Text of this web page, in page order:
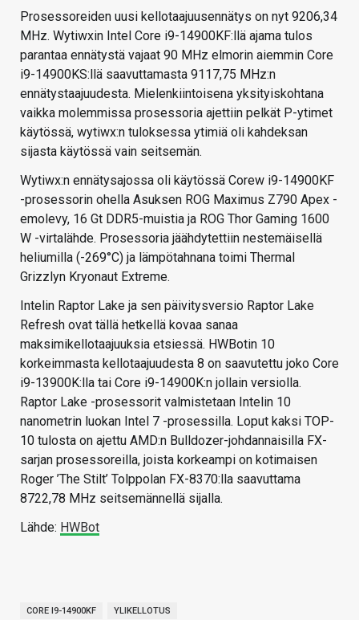
Prosessoreiden uusi kellotaajuusennätys on nyt 9206,34
MHz. Wytiwxin Intel Core i9-14900KF:llä ajama tulos
parantaa ennätystä vajaat 90 MHz elmorin aiemmin Core
i9-14900KS:llä saavuttamasta 9117,75 MHz:n
ennätystaajuudesta. Mielenkiintoisena yksityiskohtana
vaikka molemmissa prosessoria ajettiin pelkät P-ytimet
käytössä, wytiwx:n tuloksessa ytimiä oli kahdeksan
sijasta käytössä vain seitsemän.
Wytiwx:n ennätysajossa oli käytössä Corew i9-14900KF
-prosessorin ohella Asuksen ROG Maximus Z790 Apex -
emolevy, 16 Gt DDR5-muistia ja ROG Thor Gaming 1600
W -virtalähde. Prosessoria jäähdytettiin nestemäisellä
heliumilla (-269°C) ja lämpötahnana toimi Thermal
Grizzlyn Kryonaut Extreme.
Intelin Raptor Lake ja sen päivitysversio Raptor Lake
Refresh ovat tällä hetkellä kovaa sanaa
maksimikellotaajuuksia etsiessä. HWBotin 10
korkeimmasta kellotaajuudesta 8 on saavutettu joko Core
i9-13900K:lla tai Core i9-14900K:n jollain versiolla.
Raptor Lake -prosessorit valmistetaan Intelin 10
nanometrin luokan Intel 7 -prosessilla. Loput kaksi TOP-
10 tulosta on ajettu AMD:n Bulldozer-johdannaisilla FX-
sarjan prosessoreilla, joista korkeampi on kotimaisen
Roger ’The Stilt’ Tolppolan FX-8370:lla saavuttama
8722,78 MHz seitsemännellä sijalla.
Lähde: HWBot
CORE I9-14900KF YLIKELLOTUS